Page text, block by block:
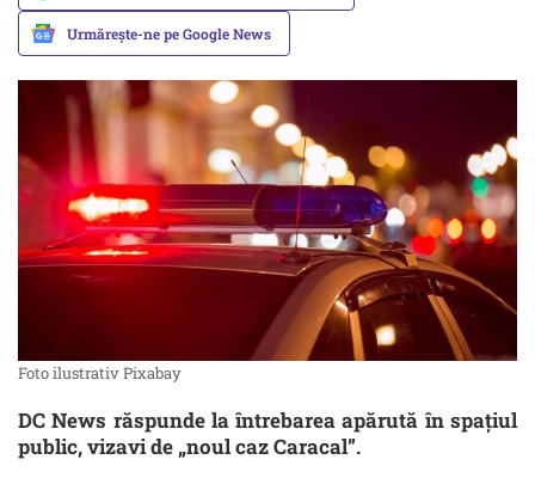
Urmărește-ne pe Google News
Foto ilustrativ Pixabay
DC News răspunde la întrebarea apărută în spațiul
public, vizavi de „noul caz Caracal”.